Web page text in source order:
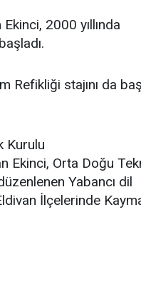
2000 yıllında
Refikliği stajını da
Kurulu
Ekinci, Orta Doğu
Yabancı dil
İlçelerinde